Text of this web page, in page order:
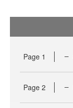
Page 1
Page 2